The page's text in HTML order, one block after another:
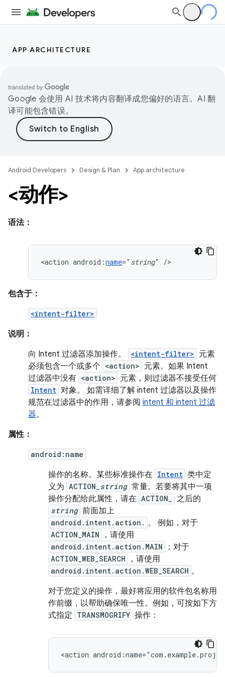
APP ARCHITECTURE
Google 会使用 AI 技术将内容翻译成您偏好的语言。AI 翻
译可能包含错误。
Android Developers Design & Plan App architecture
<动作>
语法：
<action android:name=" string" />
包含于：
<intent-filter>
说明：
向 Intent 过滤器添加操作。
<intent-filter> 元素
必须包含一个或多个 <action> 元素。如果 Intent
过滤器中没有 <action> 元素，则过滤器不接受任何
Intent 对象。 如需详细了解 intent 过滤器以及操作
规范在过滤器中的作用，请参阅 intent 和 intent 过滤
器。
属性：
android:name
操作的名称。某些标准操作在 Intent 类中定
义为 ACTION_ string 常量。若要将其中一项
操作分配给此属性，请在 ACTION_ 之后的
string 前面加上
android.intent.action. 。 例如，对于
ACTION_MAIN ，请使用
android.intent.action.MAIN ；对于
ACTION_WEB_SEARCH ，请使用
android.intent.action.WEB_SEARCH 。
对于您定义的操作，最好将应用的软件包名称用
作前缀，以帮助确保唯一性。例如，可按如下方
式指定 TRANSMOGRIFY 操作：
<action